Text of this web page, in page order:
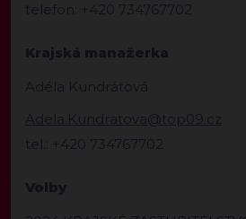
telefon: +420 734767702
Krajská manažerka
Adéla Kundrátová
Adela.Kundratova@top09.cz
tel.: +420 734767702
Volby